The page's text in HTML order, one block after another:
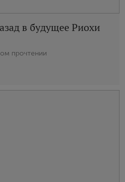
в будущее Риохи
прочтении